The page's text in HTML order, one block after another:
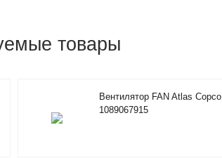
товары
Вентилятор FAN Atlas Copco
1089067915